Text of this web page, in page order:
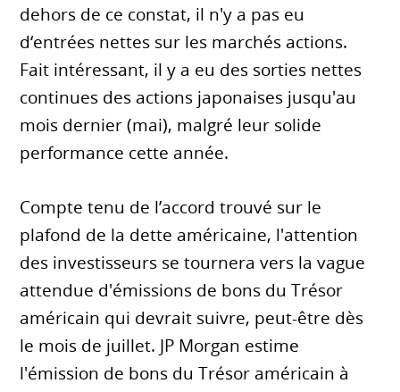
dehors de ce constat, il n'y a pas eu
d‘entrées nettes sur les marchés actions.
Fait intéressant, il y a eu des sorties nettes
continues des actions japonaises jusqu'au
mois dernier (mai), malgré leur solide
performance cette année.
Compte tenu de l’accord trouvé sur le
plafond de la dette américaine, l'attention
des investisseurs se tournera vers la vague
attendue d'émissions de bons du Trésor
américain qui devrait suivre, peut-être dès
le mois de juillet. JP Morgan estime
l'émission de bons du Trésor américain à